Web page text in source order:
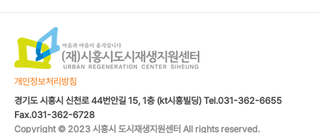
개인정보처리방침
경기도 시흥시 신천로 44번안길 15, 1층 (kt시흥빌딩) Tel.031-362-6655
Fax.031-362-6728
Copyright © 2023 시흥시 도시재생지원센터 All rights reserved.